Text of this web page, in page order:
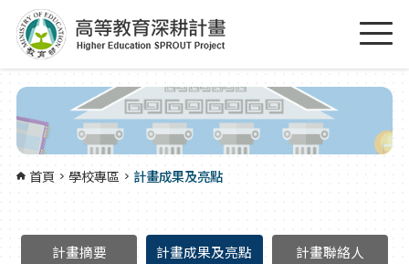
跳到主要內容區塊
首頁 學校專區 計畫成果及亮點
計畫摘要 計畫成果及亮點 計畫聯絡人